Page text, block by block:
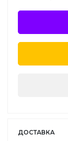
ДОСТАВКА